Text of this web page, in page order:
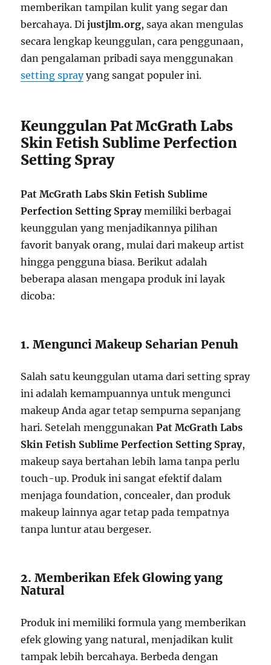
memberikan tampilan kulit yang segar dan
bercahaya. Dijustjlm.org, saya akan mengulas
secara lengkap keunggulan, cara penggunaan,
dan pengalaman pribadi saya menggunakan
setting sprayyang sangat populer ini.
Keunggulan Pat McGrath Labs
Skin Fetish Sublime Perfection
Setting Spray
Pat McGrath Labs Skin Fetish Sublime
Perfection Setting Spraymemiliki berbagai
keunggulan yang menjadikannya pilihan
favorit banyak orang, mulai dari makeup artist
hingga pengguna biasa. Berikut adalah
beberapa alasan mengapa produk ini layak
dicoba:
1. Mengunci Makeup Seharian Penuh
Salah satu keunggulan utama dari setting spray
ini adalah kemampuannya untuk mengunci
makeup Anda agar tetap sempurna sepanjang
hari. Setelah menggunakanPat McGrath Labs
Skin Fetish Sublime Perfection Setting Spray,
makeup saya bertahan lebih lama tanpa perlu
touch-up. Produk ini sangat efektif dalam
menjaga foundation, concealer, dan produk
makeup lainnya agar tetap pada tempatnya
tanpa luntur atau bergeser.
2. Memberikan Efek Glowing yang
Natural
Produk ini memiliki formula yang memberikan
efek glowing yang natural, menjadikan kulit
tampak lebih bercahaya. Berbeda dengan